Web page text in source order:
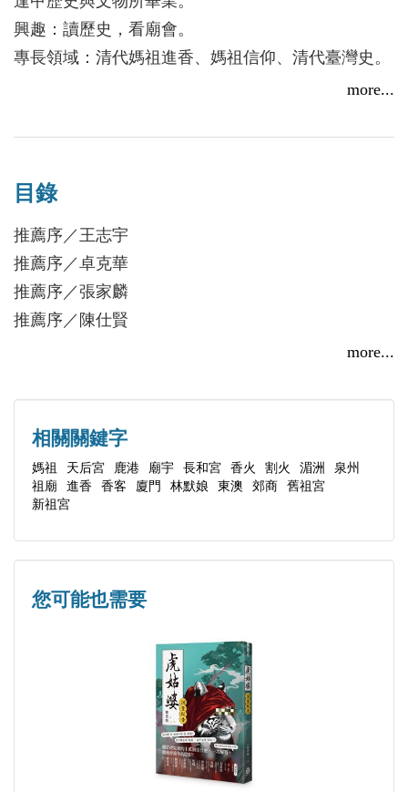
進香得以成行：
首先，鹿港舊祖宮和新竹長和宮因湄洲位於郊商
洲祖廟進香後，可建構位階更高的地位，故興起了湄
清末風行北港進香，不過少數宮廟受到鹿港舊祖
港，不想加入北港進香，但亦為了增強香火的靈力，
故加入湄洲進香，此舉反而促使泉州府同安縣的一些
媽祖廟也加入進香行列，遂形成清末兩岸的湄洲祖廟
進香潮。
興趣：讀歷史，看廟會。
專長領域：清代媽祖進香、媽祖信仰、清代臺灣史。
more...
目錄
推薦序／王志宇
推薦序／卓克華
推薦序／張家麟
推薦序／陳仕賢
第一章 緒論
第一節 問題意識
第二節 過往文獻紀錄的湄洲進香
第三節 題目釋義及概念說明
第二章 福建及粵東地區民國以前的媽祖信仰與進
第一節 福建媽祖信仰之發展
第三節 進香習俗探源
第四節 清代莆田地區的湄洲進香
第三章 清代湄洲進香的時代環境
more...
相關關鍵字
媽祖 天后宮 鹿港 廟宇 長和宮 香火 割火 湄洲
泉州
祖廟
進香 香客 廈門 林默娘 東澳 郊商
舊祖宮
新祖宮
您可能也需要